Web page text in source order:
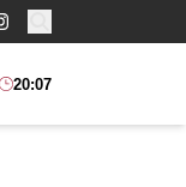
Buscar:
20:07